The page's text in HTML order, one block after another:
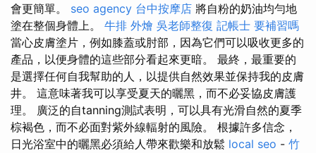
會更簡單。 seo agency 台中按摩店 將自粉的奶油均勻地
塗在整個身體上。 牛排 外燴 吳老師整復 記帳士 要補習嗎
當心皮膚塗片，例如膝蓋或肘部，因為它們可以吸收更多的
產品，以便身體的這些部分看起來更暗。 最終，最重要的
是選擇任何自我幫助的人，以提供自然效果並保持我的皮膚
井。 這意味著我可以享受夏天的曬黑，而不必妥協皮膚護
理。 廣泛的自tanning測試表明，可以具有光滑自然的夏季
棕褐色，而不必面對紫外線輻射的風險。 根據許多信念，
日光浴室中的曬黑必須給人帶來歡樂和放鬆 local seo - 竹